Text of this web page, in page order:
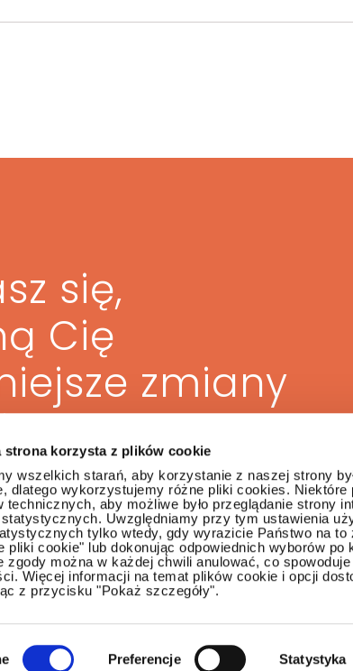
strona korzysta z plików cookie
wszelkich starań, aby korzystanie z naszej strony
dlatego wykorzystujemy różne pliki cookies.
technicznych, aby możliwe było przeglądanie strony
Uwzględniamy przy tym ustawienia
tylko wtedy, gdy wyrazicie Państwo na
pliki cookie" lub dokonując odpowiednich wyborów po
zgody można w każdej chwili anulować, co
Więcej informacji na temat plików cookie i opcji
z przycisku "Pokaż szczegóły".
Preferencje Statystyka
się,
Cię
zmiany